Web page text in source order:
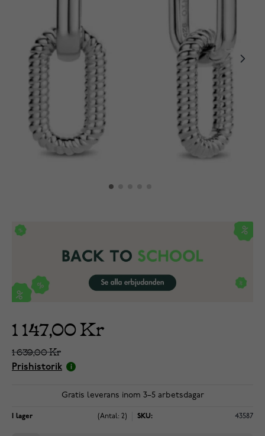
1 147,00 Kr
1 639,00 Kr
Prishistorik
Gratis leverans inom 3–5 arbetsdagar
I lager (Antal: 2) SKU: 43587